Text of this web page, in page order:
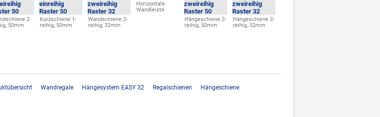
2-
50mm
Kurzschiene 1-
reihig, 50mm
Wandschiene 2-
reihig, 32mm
Horizontale
Wandleiste
Hängeschiene 2-
reihig, 50mm
Hängeschiene 2-
reihig, 32mm
Wandregale Hängesystem EASY 32 Regalschienen Hängeschiene